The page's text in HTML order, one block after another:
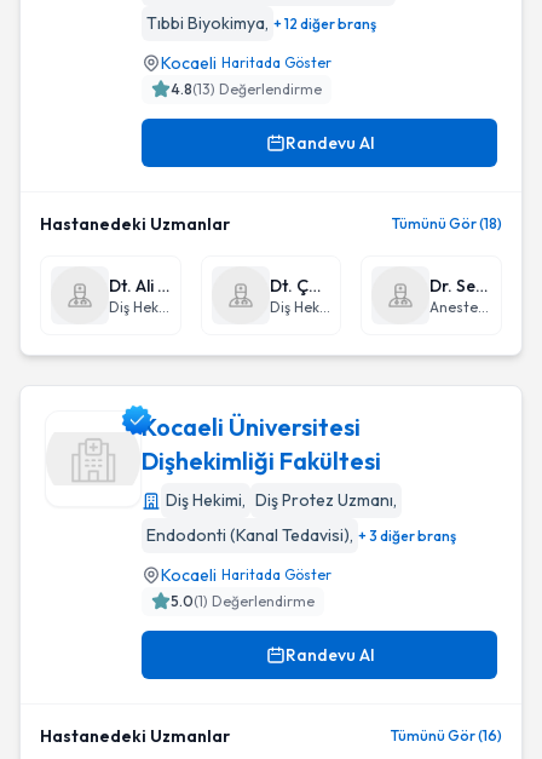
Tıbbi Biyokimya, + 12 diğer branş
Kocaeli Haritada Göster
4.8(13) Değerlendirme
Randevu Al
Hastanedeki Uzmanlar Tümünü Gör (18)
Dt. Ali Burak Kömürcüoğlu
Diş Hekimi
Dt. Çağla Şişmanlar Etkin
Diş Hekimi
Dr. Sertan Acar
Anestezi ve Reanimasyon
Kocaeli Üniversitesi
Dişhekimliği Fakültesi
Diş Hekimi, Diş Protez Uzmanı,
Endodonti (Kanal Tedavisi), + 3 diğer branş
Kocaeli Haritada Göster
5.0(1) Değerlendirme
Randevu Al
Hastanedeki Uzmanlar Tümünü Gör (16)